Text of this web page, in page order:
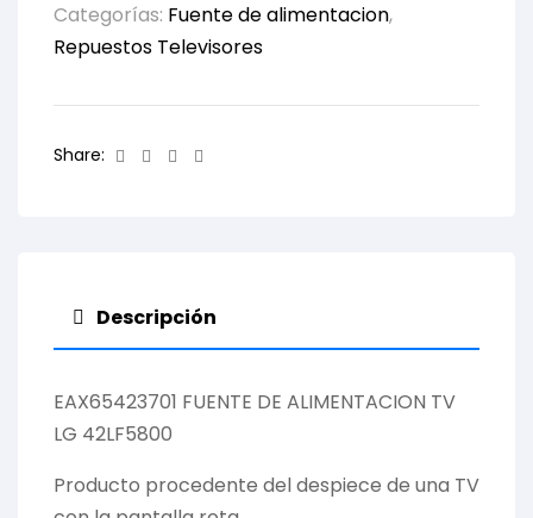
Categorías: Fuente de alimentacion,
Repuestos Televisores
Share: Facebook
TwitterLinkedin
Descripción
EAX65423701 FUENTE DE ALIMENTACION TV
LG 42LF5800
Producto procedente del despiece de una TV